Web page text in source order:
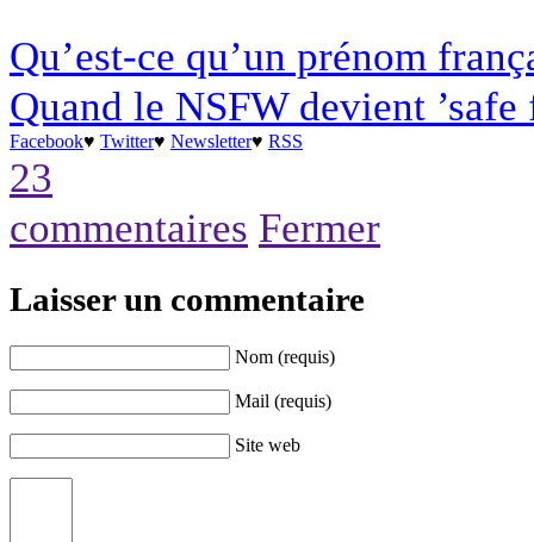
Qu’est-ce qu’un prénom
Quand le NSFW devient
Facebook♥ Twitter♥ Newsletter♥ RSS
23
commentaires Fermer
Laisser un commentaire
Nom (requis)
Mail (requis)
Site web